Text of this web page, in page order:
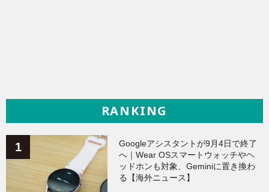
RANKING
Googleアシスタントが9月4日で終了
へ｜Wear OSスマートウォッチやヘ
ッドホンも対象、Geminiに置き換わ
る【海外ニュース】